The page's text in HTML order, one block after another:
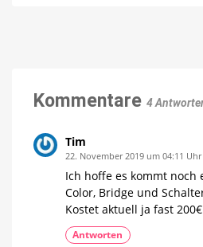
Kommentare 4
Tim
22. November 2019 um 04:11 Uhr
Ich hoffe es kommt noch
Color, Bridge und
Kostet aktuell ja fast
Antworten